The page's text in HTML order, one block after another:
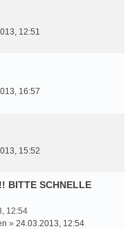
12:51
16:57
15:52
BITTE SCHNELLE
12:54
» 24.03.2013, 12:54